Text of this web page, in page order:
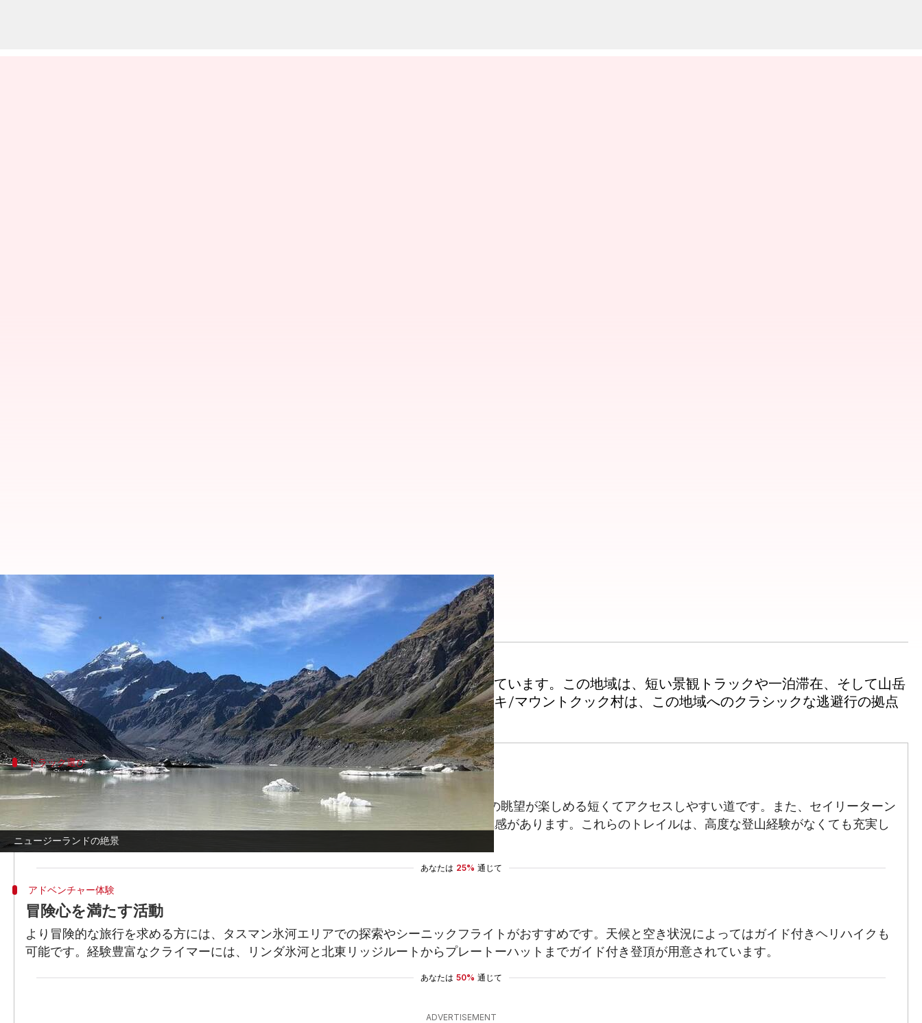
ニュージーランドの絶景
ニュージーランドのアオラキ山の魅力的な旅
Keito Komeda
どんな話なの
ニュージーランドのアオラキ山は、壮大なアルプス風景と氷河の眺めで知られています。この地域は、短い景観トラックや一泊滞在、そして山岳
冒険を提供し、多くの旅行者にとって忘れられない体験を約束します。アオラキ/マウントクック村は、この地域へのクラシックな逃避行の拠点
トラック選び
アルプス風景を楽しむ方法
アオラキ/マウントクック村から出発するケアポイントトラックは、タスマン氷河への眺望が楽しめる短くてアクセスしやすい道です。また、セイリーターン
ズトラックは広大なアルプスパノラマで知られる少し難しい登りですが、その分達成感があります。これらのトレイルは、高度な登山経験がなくても充実し
た逃避行を求める訪問者に最適です。
あなたは 25% 通じて
アドベンチャー体験
冒険心を満たす活動
より冒険的な旅行を求める方には、タスマン氷河エリアでの探索やシーニックフライトがおすすめです。天候と空き状況によってはガイド付きヘリハイクも
可能です。経験豊富なクライマーには、リンダ氷河と北東リッジルートからプレートーハットまでガイド付き登頂が用意されています。
あなたは 50% 通じて
ADVERTISEMENT